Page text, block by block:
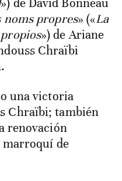
») de David Bonneau
noms propres» («La
») de Ariane
Chraïbi
una victoria
Chraïbi; también
renovación
de